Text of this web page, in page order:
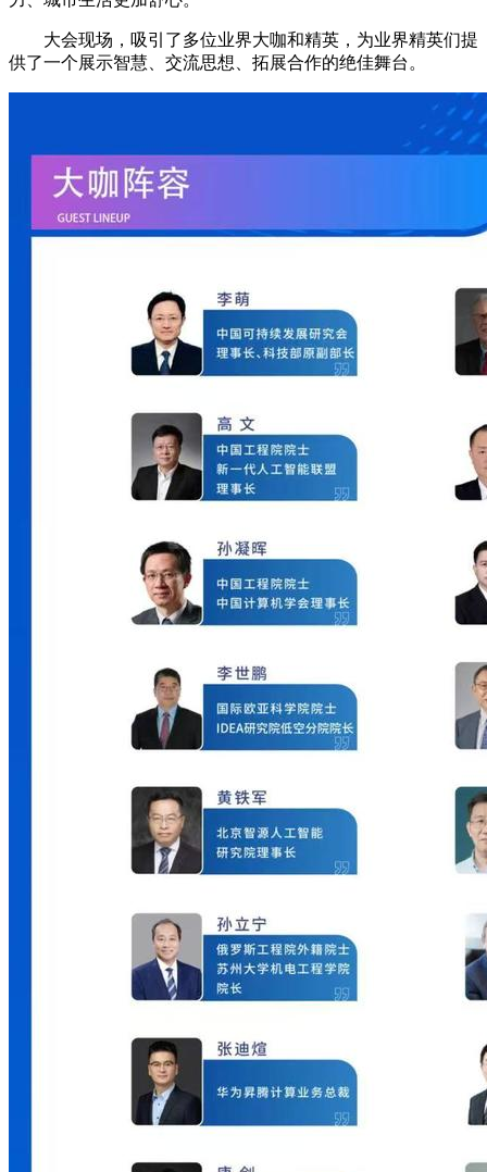
大会现场，吸引了多位业界大咖和精英，为业界精英们提
供了一个展示智慧、交流思想、拓展合作的绝佳舞台。